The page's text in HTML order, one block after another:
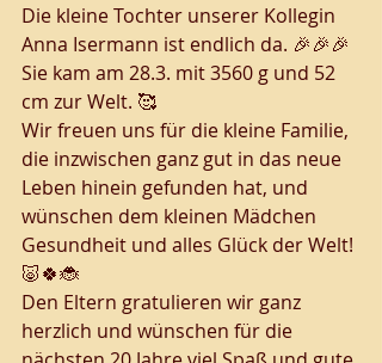
Die kleine Tochter unserer Kollegin
Anna Isermann ist endlich da. 🎉🎉🎉
Sie kam am 28.3. mit 3560 g und 52
cm zur Welt. 🥰
Wir freuen uns für die kleine Familie,
die inzwischen ganz gut in das neue
Leben hinein gefunden hat, und
wünschen dem kleinen Mädchen
Gesundheit und alles Glück der Welt!
🐷🍀🐞
Den Eltern gratulieren wir ganz
herzlich und wünschen für die